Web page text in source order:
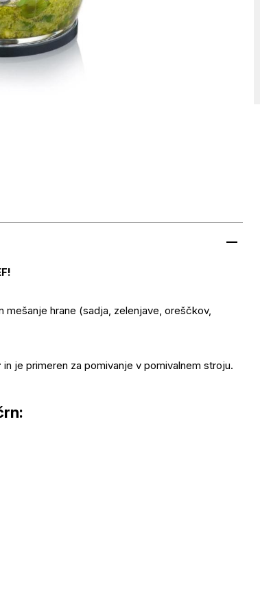
mešanje hrane (sadja, zelenjave, oreščkov,
in je primeren za pomivanje v pomivalnem stroju.